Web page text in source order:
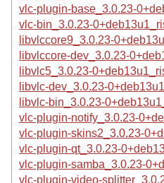
vlc-plugin-base_3.0.23-
vlc-bin_3.0.23-
libvlccore9_3.0.23-
libvlccore-dev_3.0.23-
libvlc5_3.0.23-
libvlc-dev_3.0.23-
libvlc-bin_3.0.23-
vlc-plugin-notify_3.0.23-
vlc-plugin-skins2_3.0.23-
vlc-plugin-qt_3.0.23-
vlc-plugin-samba_3.0.23-
vlc-plugin-video-